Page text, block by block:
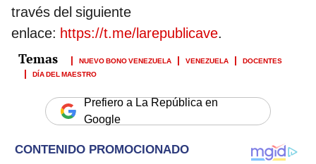
través del siguiente
enlace: https://t.me/larepublicave.
NUEVO BONO VENEZUELA VENEZUELA
DOCENTES
DÍA DEL MAESTRO
Prefiero a La República en
Google